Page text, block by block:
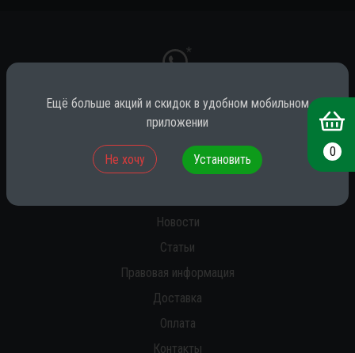
*
* принадлежит компании Meta (признана экстремистской на территории
Новости
Статьи
Правовая информация
Доставка
Оплата
Контакты
0
Ещё больше акций и скидок в удобном мобильном
приложении
Не хочу Установить